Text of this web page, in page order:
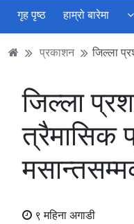
गृह पृष्ठ हाम्रो बारेमा
प्रकाशन जिल्ला
जिल्ला
९ महिना अगाडी